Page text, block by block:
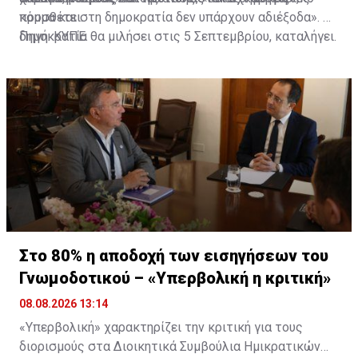
προσθέτει.
κόμμα και στη δημοκρατία δεν υπάρχουν αδιέξοδα». Η
δημοκρατία θα μιλήσει στις 5 Σεπτεμβρίου, καταλήγει.
Πηγή: ΚΥΠΕ
Στο 80% η αποδοχή των εισηγήσεων του
Γνωμοδοτικού – «Υπερβολική η κριτική»
08.08.2026 13:14
«Υπερβολική» χαρακτηρίζει την κριτική για τους
διορισμούς στα Διοικητικά Συμβούλια Ημικρατικών